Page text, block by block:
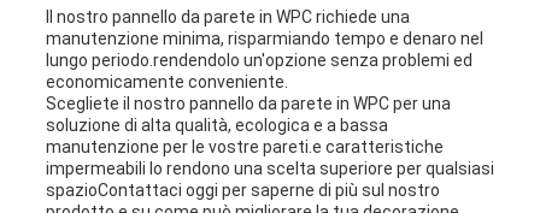
Il nostro pannello da parete in WPC richiede una
manutenzione minima, risparmiando tempo e denaro nel
lungo periodo.rendendolo un'opzione senza problemi ed
economicamente conveniente.
Scegliete il nostro pannello da parete in WPC per una
soluzione di alta qualità, ecologica e a bassa
manutenzione per le vostre pareti.e caratteristiche
impermeabili lo rendono una scelta superiore per qualsiasi
spazioContattaci oggi per saperne di più sul nostro